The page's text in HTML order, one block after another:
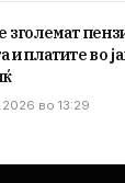
зголемат
и платите во
во 13:29